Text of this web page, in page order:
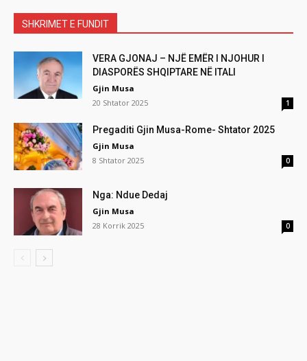
SHKRIMET E FUNDIT
VERA GJONAJ – NJË EMËR I NJOHUR I
DIASPORËS SHQIPTARE NË ITALI
Gjin Musa
20 Shtator 2025
1
Pregaditi Gjin Musa-Rome- Shtator 2025
Gjin Musa
8 Shtator 2025
0
Nga: Ndue Dedaj
Gjin Musa
28 Korrik 2025
0